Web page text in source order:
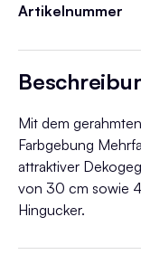
Artikelnummer
Mit dem
Farbgebung
attraktiver
von 30 cm sowie
Hingucker.